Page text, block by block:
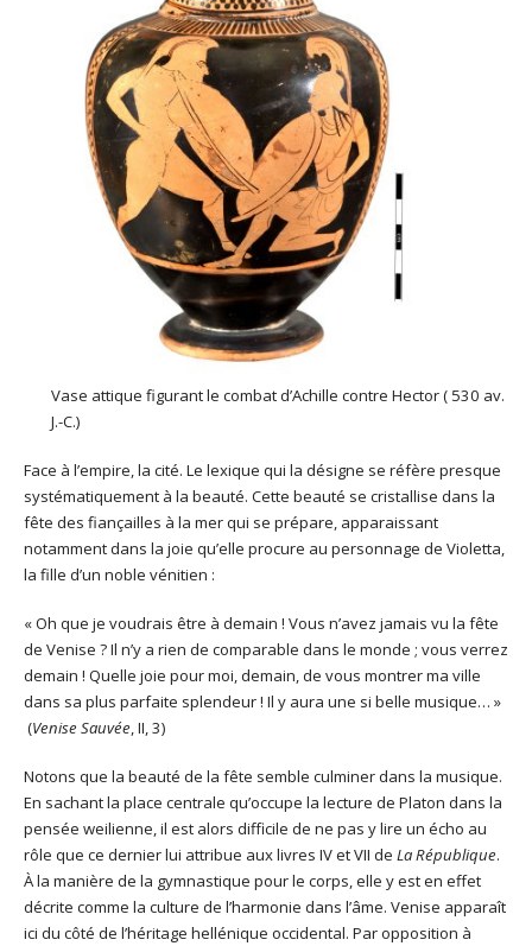
Vase attique figurant le combat d’Achille contre Hector ( 530 av.
J.-C.)
Face à l’empire, la cité. Le lexique qui la désigne se réfère presque
systématiquement à la beauté. Cette beauté se cristallise dans la
fête des fiançailles à la mer qui se prépare, apparaissant
notamment dans la joie qu’elle procure au personnage de Violetta,
la fille d’un noble vénitien :
« Oh que je voudrais être à demain ! Vous n’avez jamais vu la fête
de Venise ? Il n’y a rien de comparable dans le monde ; vous verrez
demain ! Quelle joie pour moi, demain, de vous montrer ma ville
dans sa plus parfaite splendeur ! Il y aura une si belle musique… »
(Venise Sauvée, II, 3)
Notons que la beauté de la fête semble culminer dans la musique.
En sachant la place centrale qu’occupe la lecture de Platon dans la
pensée weilienne, il est alors difficile de ne pas y lire un écho au
rôle que ce dernier lui attribue aux livres IV et VII de La République.
À la manière de la gymnastique pour le corps, elle y est en effet
décrite comme la culture de l’harmonie dans l’âme. Venise apparaît
ici du côté de l’héritage hellénique occidental. Par opposition à